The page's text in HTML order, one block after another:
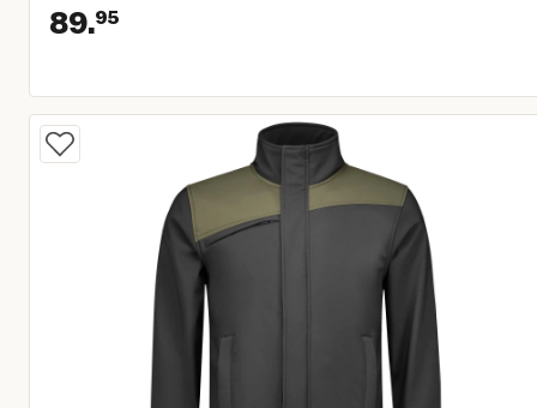
89.95
Huidige prijs € 89,95